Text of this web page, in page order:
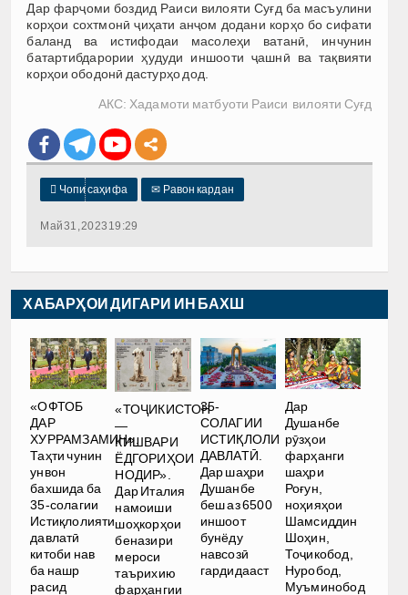
Дар фарҷоми боздид Раиси вилояти Суғд ба масъулини
корҳои сохтмонӣ ҷиҳати анҷом додани корҳо бо сифати
баланд ва истифодаи масолеҳи ватанӣ, инчунин
батартибдарории ҳудуди иншооти ҷашнӣ ва тақвияти
корҳои ободонӣ дастурҳо дод.
АКС: Хадамоти матбуоти Раиси вилояти Суғд
 Чопи саҳифа ✉ Равон кардан
Май 31, 2023 19:29
ХАБАРҲОИ ДИГАРИ ИН БАХШ
«ОФТОБ
ДАР
ХУРРАМЗАМИН».
Таҳти чунин
унвон
бахшида ба
35-солагии
Истиқлолияти
давлатӣ
китоби нав
ба нашр
расид
«ТОҶИКИСТОН
—
КИШВАРИ
ЁДГОРИҲОИ
НОДИР».
Дар Италия
намоиши
шоҳкорҳои
беназири
мероси
таърихию
фарҳангии
35-
СОЛАГИИ
ИСТИҚЛОЛИ
ДАВЛАТӢ.
Дар шаҳри
Душанбе
беш аз 6500
иншоот
бунёду
навсозӣ
гардидааст
Дар
Душанбе
рӯзҳои
фарҳанги
шаҳри
Роғун,
ноҳияҳои
Шамсиддин
Шоҳин,
Тоҷикобод,
Нуробод,
Муъминобод